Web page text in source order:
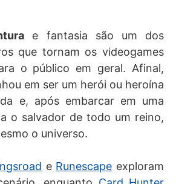
e fantasia são um dos
que tornam os videogames
o público em geral. Afinal,
em ser um herói ou heroína
e, após embarcar em uma
o salvador de todo um reino,
o universo.
e Runescape exploram